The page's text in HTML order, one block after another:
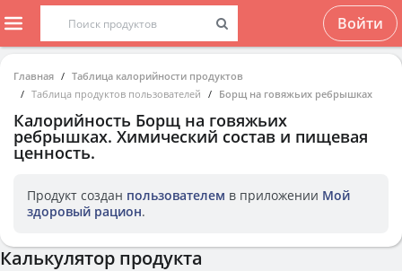
Войти
Главная
Таблица калорийности продуктов
Таблица продуктов пользователей
Борщ на говяжьих ребрышках
Калорийность Борщ на говяжьих
ребрышках. Химический состав и пищевая
ценность.
Продукт создан пользователем в приложении Мой
здоровый рацион.
Калькулятор продукта